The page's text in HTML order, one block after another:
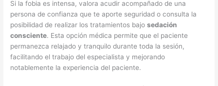
Si la fobia es intensa, valora acudir acompañado de una
persona de confianza que te aporte seguridad o consulta la
posibilidad de realizar los tratamientos bajosedación
consciente. Esta opción médica permite que el paciente
permanezca relajado y tranquilo durante toda la sesión,
facilitando el trabajo del especialista y mejorando
notablemente la experiencia del paciente.